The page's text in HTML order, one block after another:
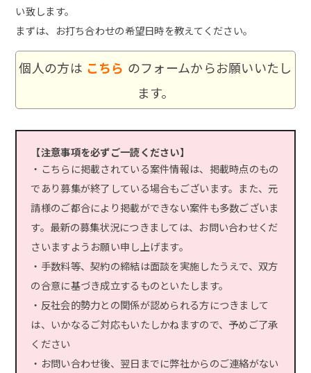
い致します。
まずは、お打ち合わせの希望日時を教えてください。
個人の方は こちら のフォームからお願いいたし
ます。
【注意事項を必ずご一読ください】
・こちらに掲載されている案件情報は、掲載時点のもの
であり募集が終了している場合もございます。また、元
請様のご都合により掲載ができない案件も多数ございま
す。最新の募集状況につきましては、お問い合わせくだ
さいますようお願い申し上げます。
・手数料等、契約の締結は面談を実施したうえで、双方
の合意に基づき成立するものといたします。
・反社会的勢力との関係が認められる方につきまして
は、いかなるご対応もいたしかねますので、予めご了承
ください
・お問い合わせ後、翌日までに弊社からのご連絡がない